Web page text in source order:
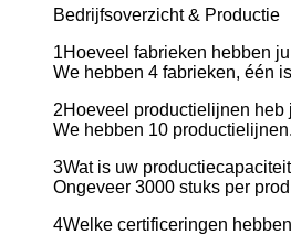
Bedrijfsoverzicht & Productie
1Hoeveel fabrieken hebben
We hebben 4 fabrieken, één
2Hoeveel productielijnen heb
We hebben 10 productielijnen.
3Wat is uw
Ongeveer 3000 stuks per
4Welke certificeringen